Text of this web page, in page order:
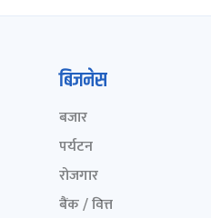
बिजनेस
बजार
पर्यटन
रोजगार
बैंक / वित्त